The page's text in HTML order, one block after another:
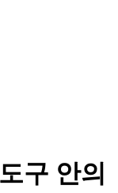
구 안의